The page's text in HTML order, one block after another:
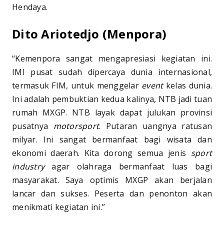
Hendaya.
Dito Ariotedjo (Menpora)
“Kemenpora sangat mengapresiasi kegiatan ini.
IMI pusat sudah dipercaya dunia internasional,
termasuk FIM, untuk menggelar eventkelas dunia.
Ini adalah pembuktian kedua kalinya, NTB jadi tuan
rumah MXGP. NTB layak dapat julukan provinsi
pusatnya motorsport. Putaran uangnya ratusan
milyar. Ini sangat bermanfaat bagi wisata dan
ekonomi daerah. Kita dorong semua jenis sport
industryagar olahraga bermanfaat luas bagi
masyarakat. Saya optimis MXGP akan berjalan
lancar dan sukses. Peserta dan penonton akan
menikmati kegiatan ini.”